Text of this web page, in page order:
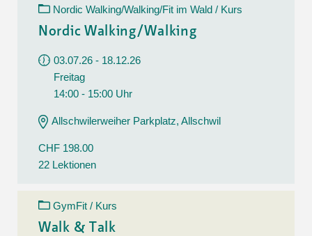
Nordic Walking/Walking/Fit im Wald / Kurs
Nordic Walking/Walking
03.07.26 - 18.12.26
Freitag
14:00 - 15:00 Uhr
Allschwilerweiher Parkplatz, Allschwil
CHF 198.00
22 Lektionen
GymFit / Kurs
Walk & Talk